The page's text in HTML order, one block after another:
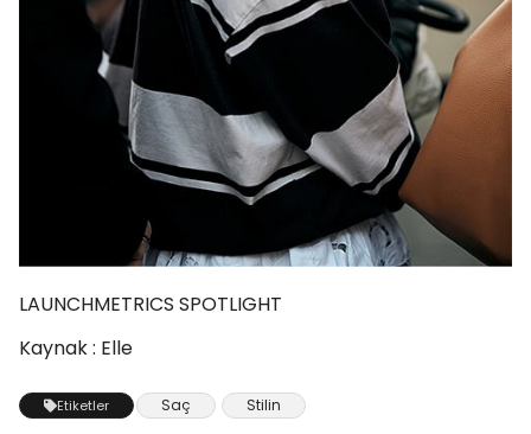
LAUNCHMETRICS SPOTLIGHT
Kaynak : Elle
Etiketler Saç Stilin